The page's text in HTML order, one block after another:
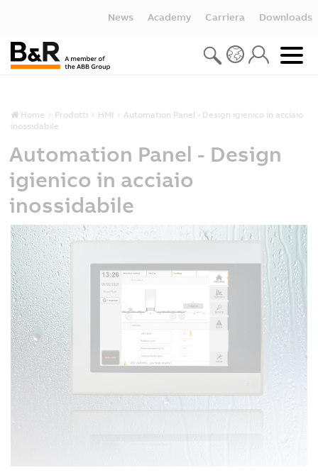
News Academy Carriera Downloads
Home Prodotti HMI
Automation Panel - Design igienico in acciaio
inossidabile
Automation Panel - Design
igienico in acciaio
inossidabile